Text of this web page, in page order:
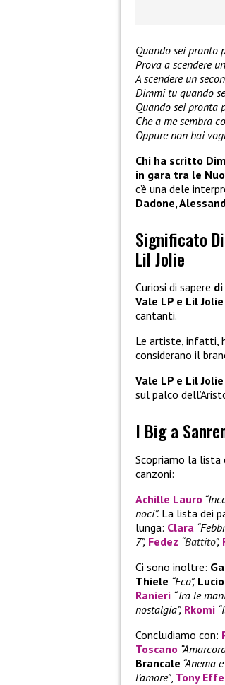
Quando sei pronto
Prova a scendere
A scendere un
Dimmi tu quando
Quando sei pronta
Che a me sembra
Oppure non hai
Chi ha scritto
in gara tra le
c’è una dele
Dadone,
Significato
Lil Jolie
Curiosi di sapere
Vale LP e Lil
cantanti.
Le artiste, infatti,
considerano il
Vale LP e Lil Jolie
sul palco
I Big a
Scopriamo la lista
canzoni:
Achille Lauro
noci”. La lista dei
lunga: Clara
7”, Fedez “Battito”,
Ci sono inoltre:
Thiele “Eco”,
Ranieri “Tra le
nostalgia”, Rkomi
Concludiamo con:
Toscano
Brancale “Anema
l’amore”, Tony Effe